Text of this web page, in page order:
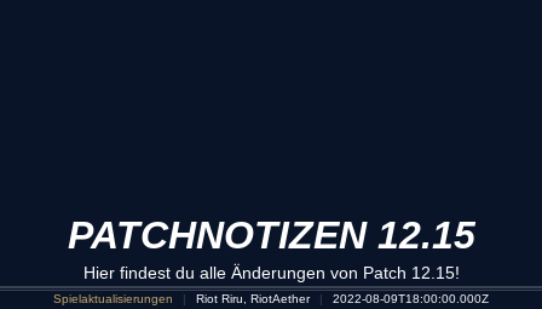
PATCHNOTIZEN 12.15
Hier findest du alle Änderungen von Patch 12.15!
Spielaktualisierungen Riot Riru, RiotAether 2022-08-09T18:00:00.000Z